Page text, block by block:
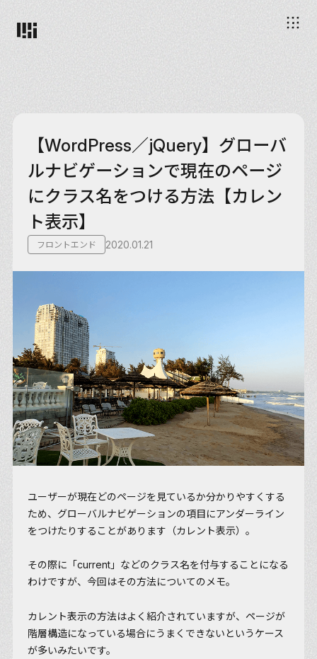
【WordPress／jQuery】グローバ
ルナビゲーションで現在のページ
にクラス名をつける方法【カレン
ト表示】
フロントエンド 2020.01.21
ユーザーが現在どのページを見ているか分かりやすくする
ため、グローバルナビゲーションの項目にアンダーライン
をつけたりすることがあります（カレント表示）。
その際に「current」などのクラス名を付与することになる
わけですが、今回はその方法についてのメモ。
カレント表示の方法はよく紹介されていますが、 ページが
階層構造になっている場合にうまくできないというケース
が多いみたいです。